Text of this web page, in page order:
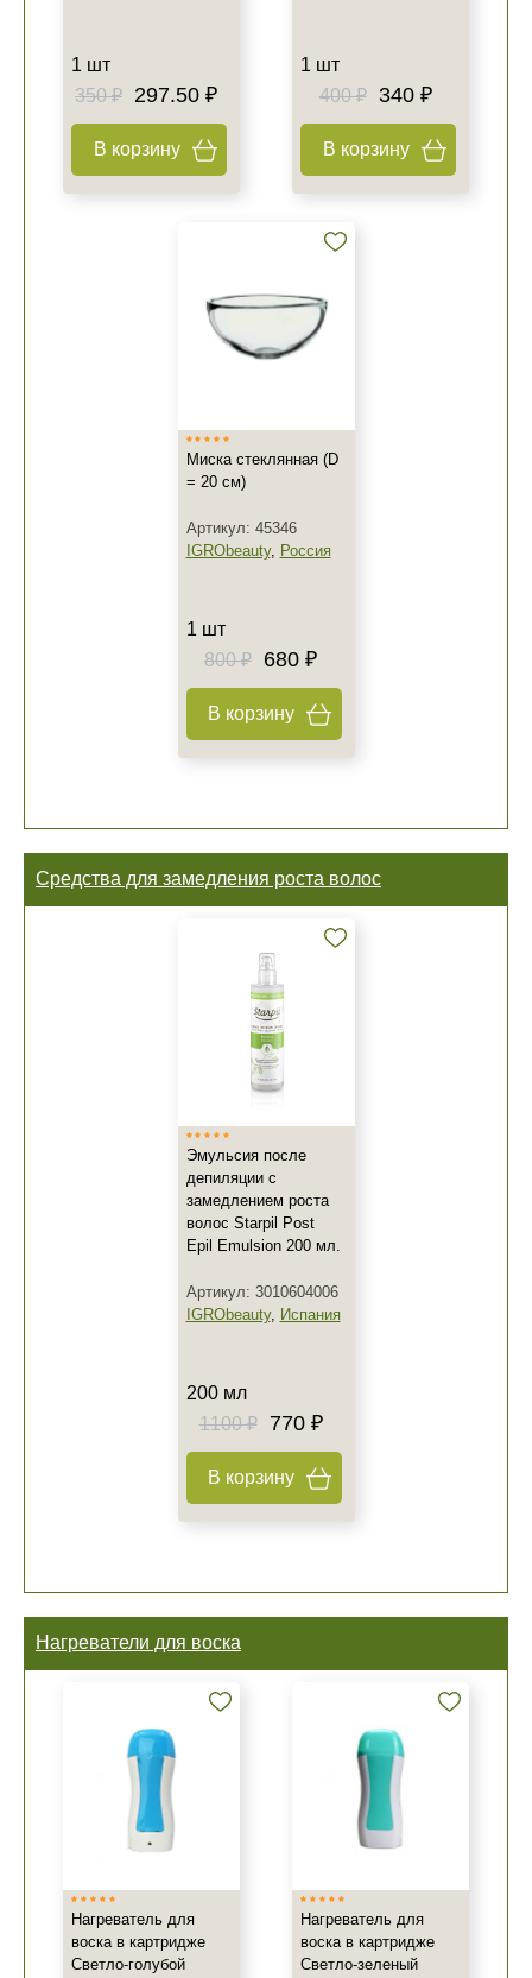
1 шт
350 ₽
297.50 ₽
В корзину
1 шт
400 ₽
340 ₽
В корзину
Миска стеклянная (D
= 20 см)
Артикул: 45346
IGRObeauty, Россия
1 шт
800 ₽
680 ₽
В корзину
Средства для замедления роста волос
Эмульсия после
депиляции с
замедлением роста
волос Starpil Post
Epil Emulsion 200 мл.
Артикул: 3010604006
IGRObeauty, Испания
200 мл
1100 ₽
770 ₽
В корзину
Нагреватели для воска
Нагреватель для
воска в картридже
Светло-голубой
Нагреватель для
воска в картридже
Светло-зеленый